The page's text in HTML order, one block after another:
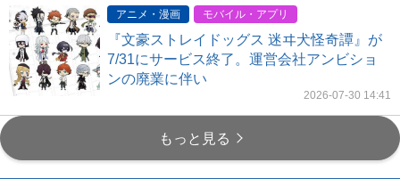
アニメ・漫画 モバイル・アプリ
『文豪ストレイドッグス 迷ヰ犬怪奇譚』が
7/31にサービス終了。運営会社アンビショ
ンの廃業に伴い
2026-07-30 14:41
もっと見る